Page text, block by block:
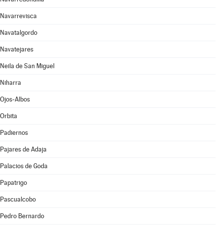
Navarrevisca
Navatalgordo
Navatejares
Neila de San Miguel
Niharra
Ojos-Albos
Orbita
Padiernos
Pajares de Adaja
Palacios de Goda
Papatrigo
Pascualcobo
Pedro Bernardo